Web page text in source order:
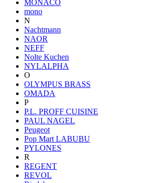
MONACO
mono
N
Nachtmann
NAOR
NEFF
Nolte Kuchen
NYLALPHA
O
OLYMPUS BRASS
OMADA
P
P.L. PROFF CUISINE
PAUL NAGEL
Peugeot
Pop Mart LABUBU
PYLONES
R
REGENT
REVOL